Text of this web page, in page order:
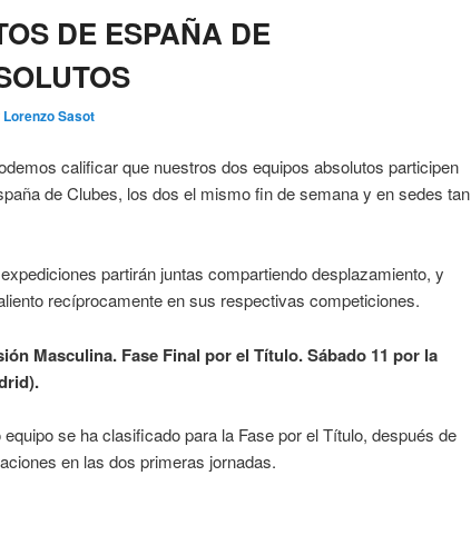
DE ESPAÑA DE
Lorenzo Sasot
calificar que nuestros dos equipos absolutos participen
de Clubes, los dos el mismo fin de semana y en sedes tan
partirán juntas compartiendo desplazamiento, y
recíprocamente en sus respectivas competiciones.
Masculina. Fase Final por el Título. Sábado 11 por la
se ha clasificado para la Fase por el Título, después de
en las dos primeras jornadas.